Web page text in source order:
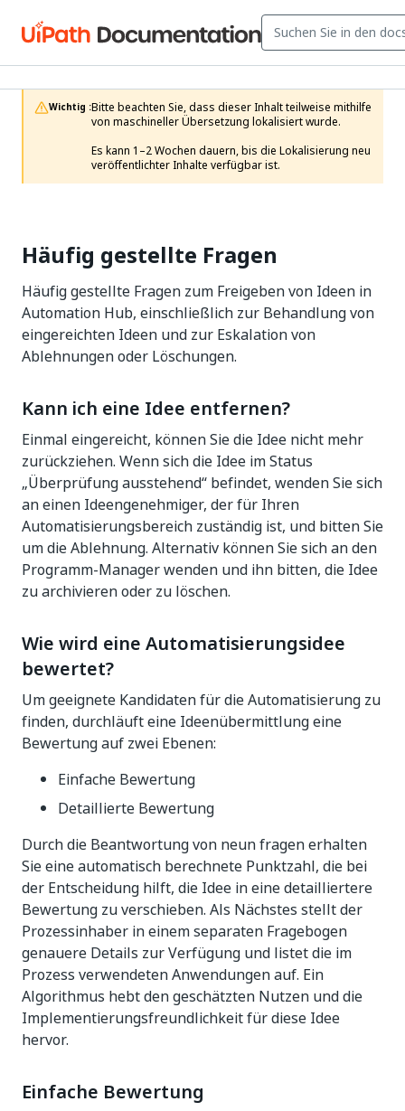
Wichtig :Bitte beachten Sie, dass dieser Inhalt teilweise mithilfe
von maschineller Übersetzung lokalisiert wurde.
Es kann 1–2 Wochen dauern, bis die Lokalisierung neu
veröffentlichter Inhalte verfügbar ist.
Häufig gestellte Fragen
Häufig gestellte Fragen zum Freigeben von Ideen in
Automation Hub, einschließlich zur Behandlung von
eingereichten Ideen und zur Eskalation von
Ablehnungen oder Löschungen.
Kann ich eine Idee entfernen?
Einmal eingereicht, können Sie die Idee nicht mehr
zurückziehen. Wenn sich die Idee im Status
„Überprüfung ausstehend“ befindet, wenden Sie sich
an einen Ideengenehmiger, der für Ihren
Automatisierungsbereich zuständig ist, und bitten Sie
um die Ablehnung. Alternativ können Sie sich an den
Programm-Manager wenden und ihn bitten, die Idee
zu archivieren oder zu löschen.
Wie wird eine Automatisierungsidee
bewertet?
Um geeignete Kandidaten für die Automatisierung zu
finden, durchläuft eine Ideenübermittlung eine
Bewertung auf zwei Ebenen:
Einfache Bewertung
Detaillierte Bewertung
Durch die Beantwortung von neun fragen erhalten
Sie eine automatisch berechnete Punktzahl, die bei
der Entscheidung hilft, die Idee in eine detailliertere
Bewertung zu verschieben. Als Nächstes stellt der
Prozessinhaber in einem separaten Fragebogen
genauere Details zur Verfügung und listet die im
Prozess verwendeten Anwendungen auf. Ein
Algorithmus hebt den geschätzten Nutzen und die
Implementierungsfreundlichkeit für diese Idee
hervor.
Einfache Bewertung